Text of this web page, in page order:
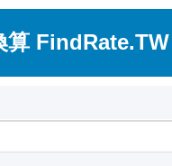
算 FindRate.TW